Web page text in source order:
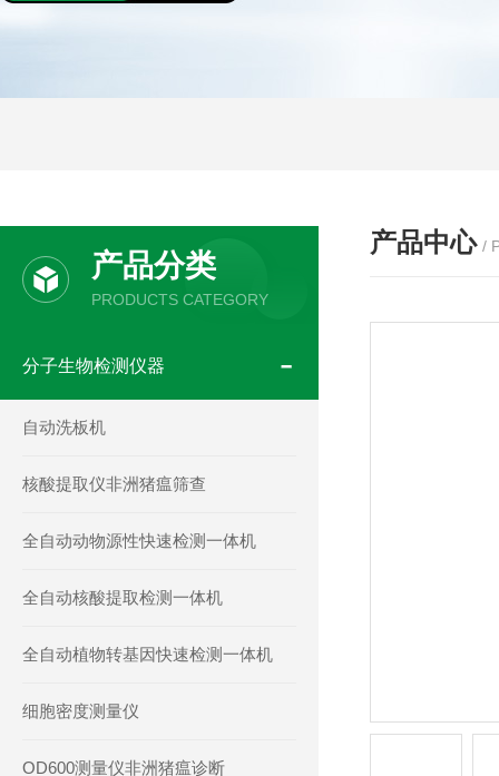
产品中心 /
产品分类
PRODUCTS CATEGORY
分子生物检测仪器
自动洗板机
核酸提取仪非洲猪瘟筛查
全自动动物源性快速检测一体机
全自动核酸提取检测一体机
全自动植物转基因快速检测一体机
细胞密度测量仪
OD600测量仪非洲猪瘟诊断